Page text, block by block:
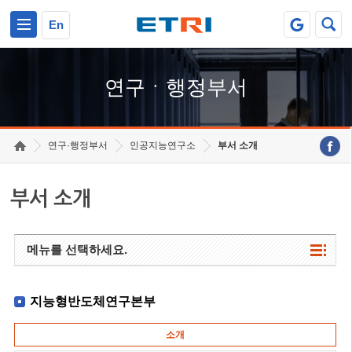
En
연구ㆍ행정부서
연구·행정부서 인공지능연구소 부서 소개
부서 소개
메뉴를 선택하세요.
지능형반도체연구본부
소개